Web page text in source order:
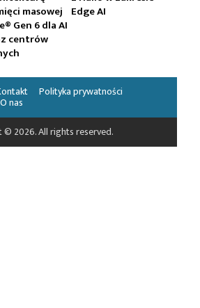
masowej
Gen 6 dla AI
centrów
Edge AI
O nas
Polityka prywatności
© 2026. All rights reserved.